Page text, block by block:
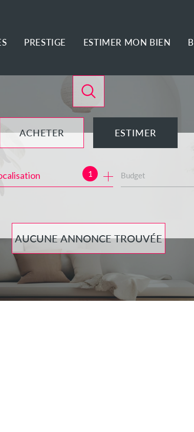
PRESTIGE ESTIMER MON BIEN
ACHETER
de l'immo pro
ESTIMER
1 Budget
AUCUNE ANNONCE TROUVÉE